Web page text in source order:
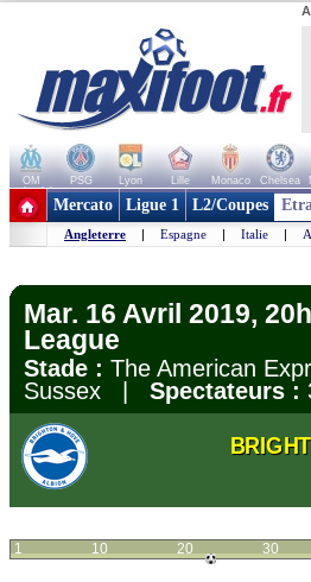
OM PSG Lyon Lille Monaco Chelsea
+ de clubs
Mercato Ligue 1 L2/Coupes
Angleterre | Espagne | Italie |
Mar. 16 Avril 2019,
League
Stade : The American
Sussex | Spectateurs :
1 10 20 30